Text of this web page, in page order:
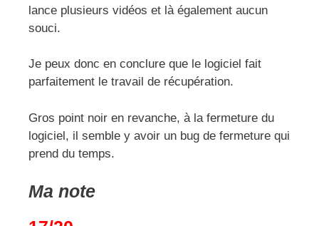
lance plusieurs vidéos et là également aucun
souci.
Je peux donc en conclure que le logiciel fait
parfaitement le travail de récupération.
Gros point noir en revanche, à la fermeture du
logiciel, il semble y avoir un bug de fermeture qui
prend du temps.
Ma note